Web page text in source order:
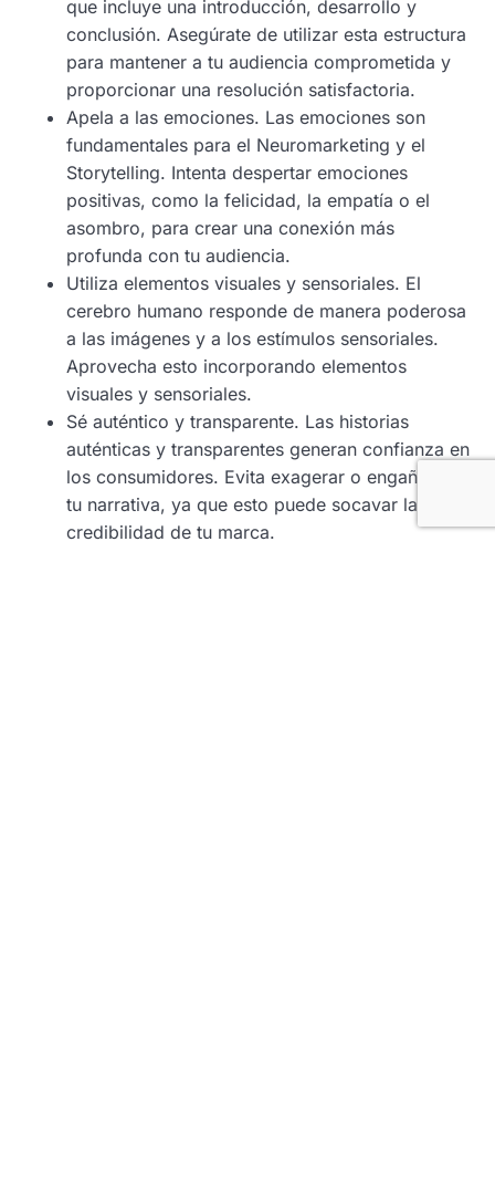
que incluye una introducción, desarrollo y
conclusión. Asegúrate de utilizar esta estructura
para mantener a tu audiencia comprometida y
proporcionar una resolución satisfactoria.
Apela a las emociones. Las emociones son
fundamentales para el Neuromarketing y el
Storytelling. Intenta despertar emociones
positivas, como la felicidad, la empatía o el
asombro, para crear una conexión más
profunda con tu audiencia.
Utiliza elementos visuales y sensoriales. El
cerebro humano responde de manera poderosa
a las imágenes y a los estímulos sensoriales.
Aprovecha esto incorporando elementos
visuales y sensoriales.
Sé auténtico y transparente. Las historias
auténticas y transparentes generan confianza en
los consumidores. Evita exagerar o engañar en
tu narrativa, ya que esto puede socavar la
credibilidad de tu marca.